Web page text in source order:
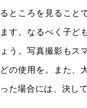
るところを見ること
ます。なるべく子ど
ょう。写真撮影もス
どの使用を。また、
った場合には、決し